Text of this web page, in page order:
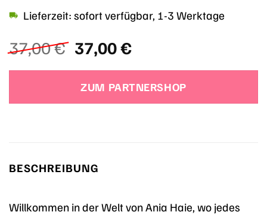
37,00€ Ursprünglicher
Preis
war:
37,00 €
37,00€Aktueller
ist:
37,00 €.
Lieferzeit: sofort verfügbar, 1-3 Werktage
ZUM PARTNERSHOP
BESCHREIBUNG
Willkommen in der Welt von Ania Haie, wo jedes